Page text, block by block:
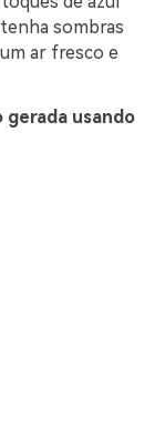
sombras
ar fresco e
gerada usando